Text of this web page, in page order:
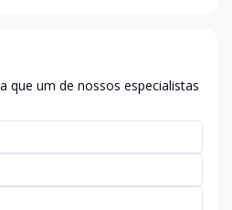
que um de nossos especialistas